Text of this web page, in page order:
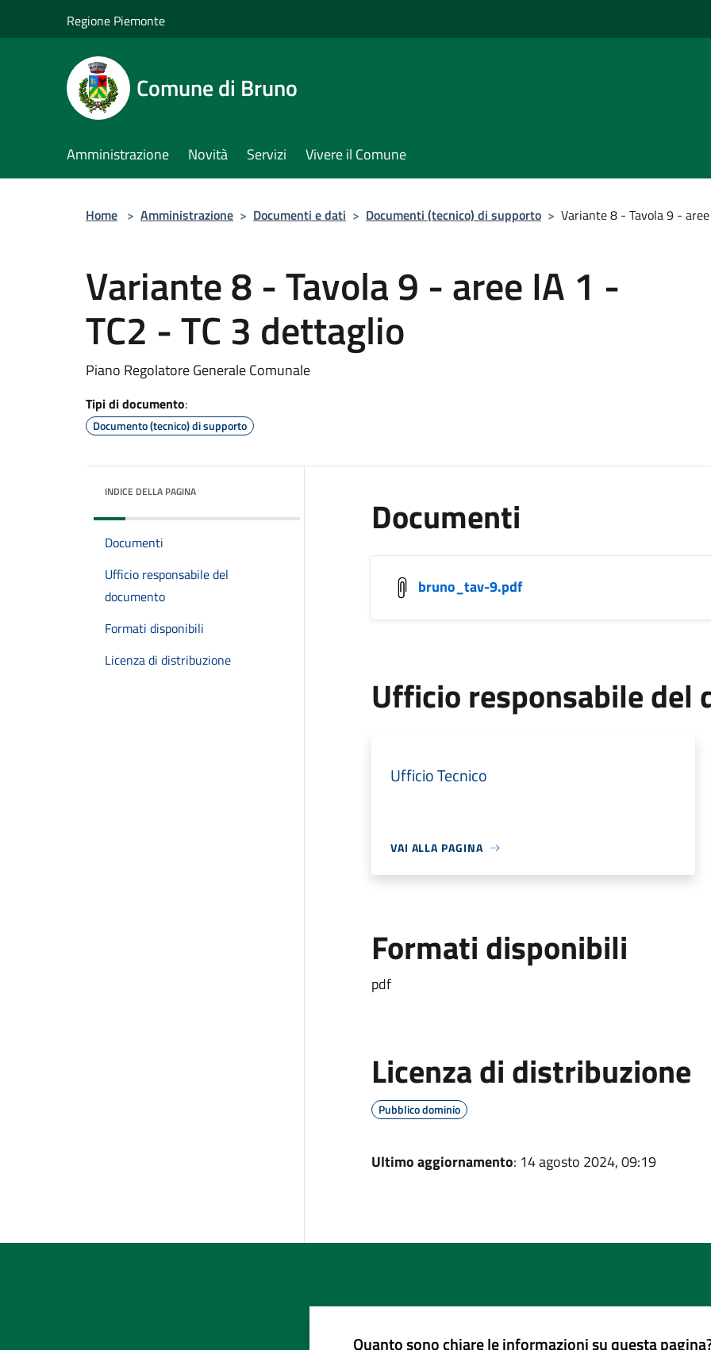
Regione Piemonte
Comune di Bruno
Amministrazione Novità Servizi Vivere il Comune
Home > Amministrazione > Documenti e dati > Documenti (tecnico) di supporto > Variante 8 - Tavola 9 -
Variante 8 - Tavola 9 - aree IA 1 -
TC2 - TC 3 dettaglio
Piano Regolatore Generale Comunale
Tipi di documento:
Documento (tecnico) di supporto
INDICE DELLA PAGINA
Documenti
Ufficio responsabile del
documento
Formati disponibili
Licenza di distribuzione
Documenti
bruno_tav-9.pdf
Ufficio responsabile del
Ufficio Tecnico
VAI ALLA PAGINA
Formati disponibili
pdf
Licenza di distribuzione
Pubblico dominio
Ultimo aggiornamento: 14 agosto 2024, 09:19
Quanto sono chiare le informazioni su questa